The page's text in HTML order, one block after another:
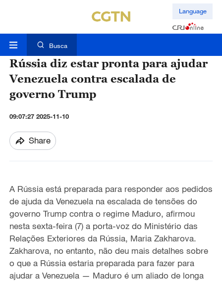
Language
Busca
Rússia diz estar pronta para ajudar
Venezuela contra escalada de
governo Trump
09:07:27 2025-11-10
Share
A Rússia está preparada para responder aos pedidos
de ajuda da Venezuela na escalada de tensões do
governo Trump contra o regime Maduro, afirmou
nesta sexta-feira (7) a porta-voz do Ministério das
Relações Exteriores da Rússia, Maria Zakharova.
Zakharova, no entanto, não deu mais detalhes sobre
o que a Rússia estaria preparada para fazer para
ajudar a Venezuela — Maduro é um aliado de longa